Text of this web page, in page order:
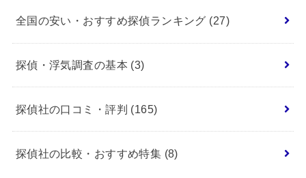
全国の安い・おすすめ探偵ランキング (27)
探偵・浮気調査の基本 (3)
探偵社の口コミ・評判 (165)
探偵社の比較・おすすめ特集 (8)